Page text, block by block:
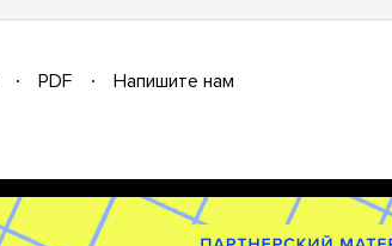
PDF
Напишите нам